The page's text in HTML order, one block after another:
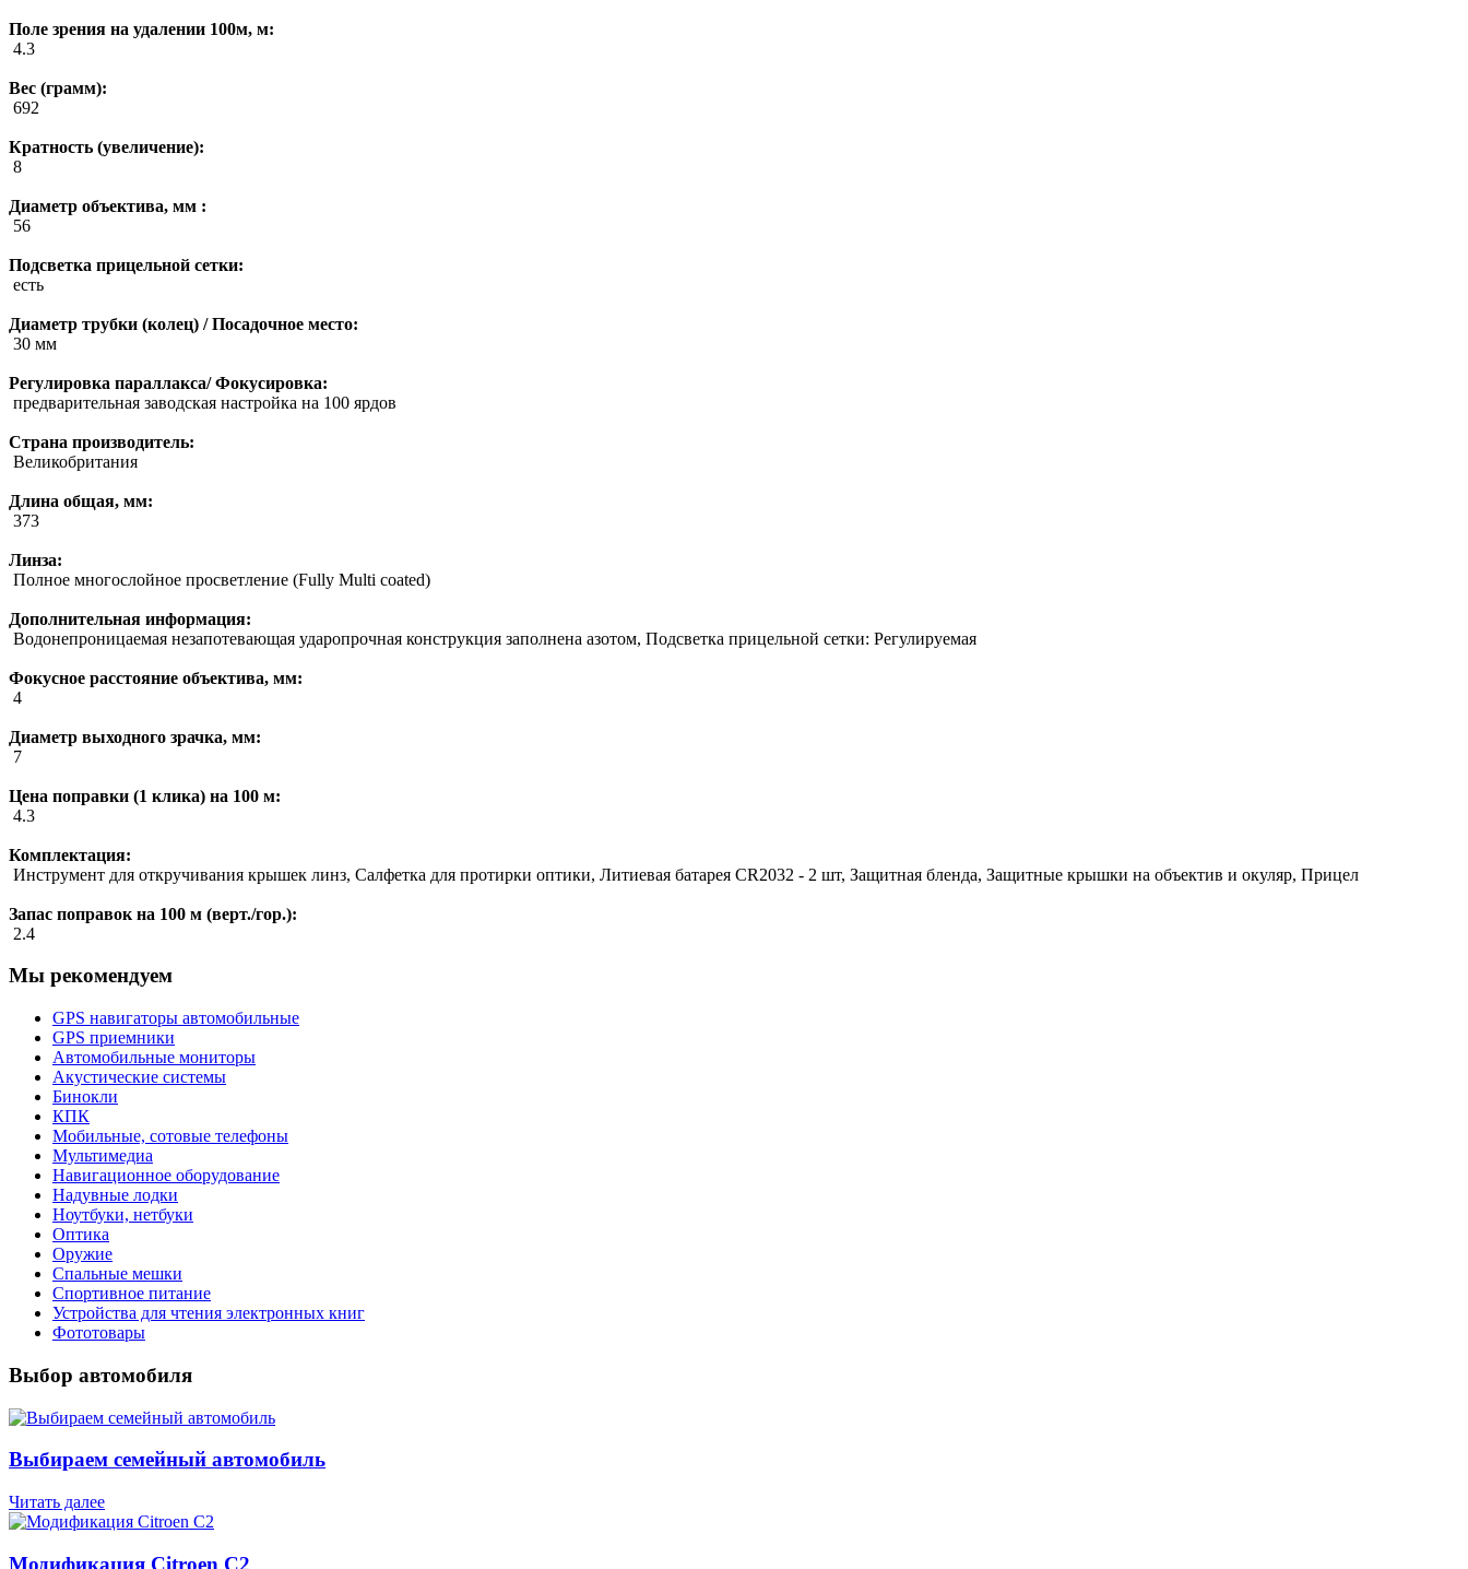
Поле зрения на удалении 100м, м:
4.3
Вес (грамм):
692
Кратность (увеличение):
8
Диаметр объектива, мм :
56
Подсветка прицельной сетки:
есть
Диаметр трубки (колец) / Посадочное место:
30 мм
Регулировка параллакса/ Фокусировка:
предварительная заводская настройка на 100 ярдов
Страна производитель:
Великобритания
Длина общая, мм:
373
Линза:
Полное многослойное просветление (Fully Multi coated)
Дополнительная информация:
Водонепроницаемая незапотевающая ударопрочная конструкция заполнена азотом, Подсветка прицельной сетки: Регулируемая
Фокусное расстояние объектива, мм:
4
Диаметр выходного зрачка, мм:
7
Цена поправки (1 клика) на 100 м:
4.3
Комплектация:
Инструмент для откручивания крышек линз, Салфетка для протирки оптики, Литиевая батарея CR2032 - 2 шт, Защитная бленда, Защитные крышки на объектив и окуляр, Прицел
Запас поправок на 100 м (верт./гор.):
2.4
Мы рекомендуем
GPS навигаторы автомобильные
GPS приемники
Автомобильные мониторы
Акустические системы
Бинокли
КПК
Мобильные, сотовые телефоны
Мультимедиа
Навигационное оборудование
Надувные лодки
Ноутбуки, нетбуки
Оптика
Оружие
Спальные мешки
Спортивное питание
Устройства для чтения электронных книг
Фототовары
Выбор автомобиля
Выбираем семейный автомобиль
Читать далее
Модификация Citroen С2